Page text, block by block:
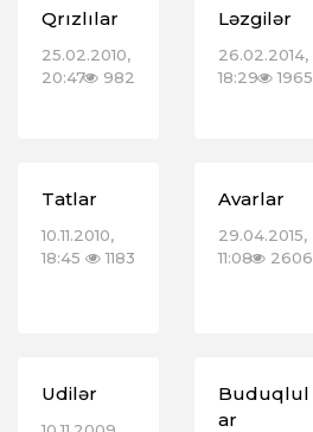
Qrızlılar
25.02.2010,
20:47
982
Ləzgilər
26.02.2014,
18:29
1965
Tatlar
10.11.2010,
18:45
1183
Avarlar
29.04.2015,
11:08
2606
Udilər
Buduqlul
ar